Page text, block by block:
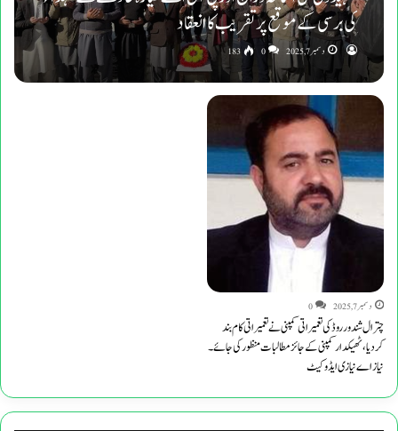
کی برسی کے موقع پر تقریب کا انعقاد
دسمبر 7, 2025 0
183
دسمبر 7, 2025 0
چترال شندور روڈ کی تعمیراتی کمپنی نے تعمیراتی کام بند
کردیا،ٹھیکدار کمپنی کے جائز مطالبات منظورکی جائے۔
نیاز اے نیازی ایڈوکیٹ